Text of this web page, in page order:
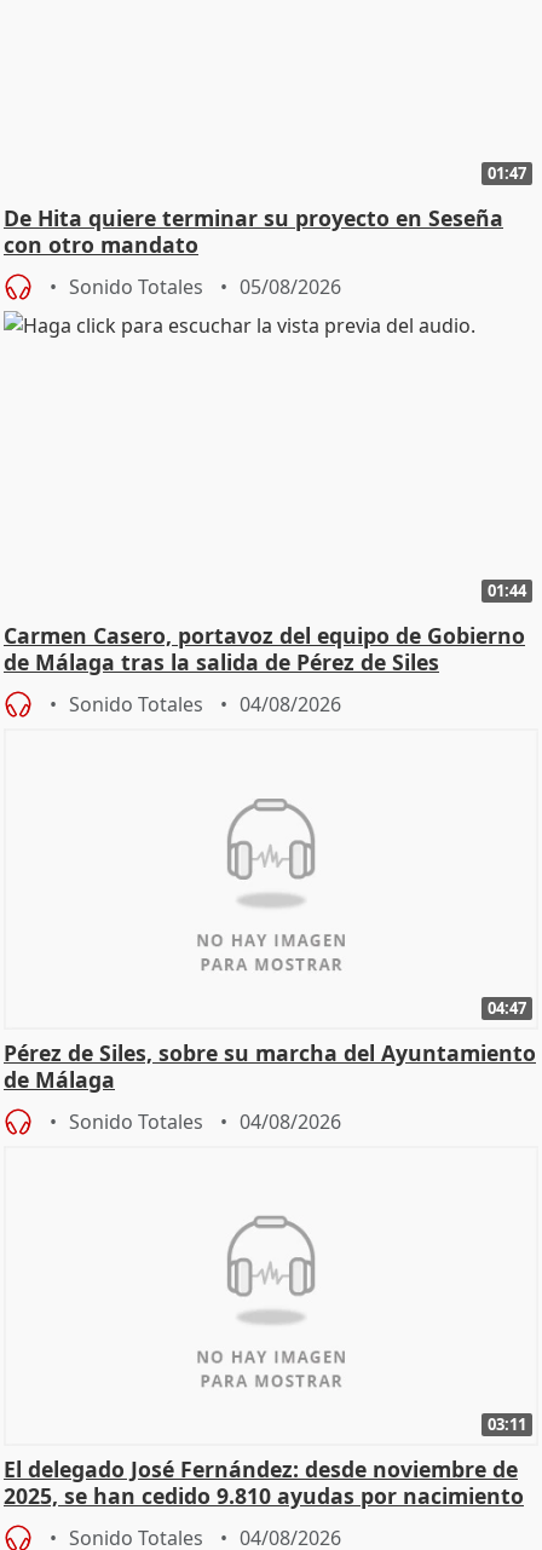
01:47
De Hita quiere terminar su proyecto en Seseña
con otro mandato
Sonido Totales 05/08/2026
01:44
Carmen Casero, portavoz del equipo de Gobierno
de Málaga tras la salida de Pérez de Siles
Sonido Totales 04/08/2026
04:47
Pérez de Siles, sobre su marcha del Ayuntamiento
de Málaga
Sonido Totales 04/08/2026
03:11
El delegado José Fernández: desde noviembre de
2025, se han cedido 9.810 ayudas por nacimiento
Sonido Totales 04/08/2026